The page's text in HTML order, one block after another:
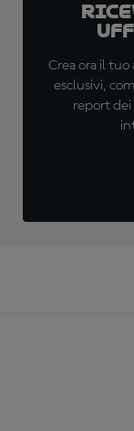
Crea ora il
esclusivi,
report dei